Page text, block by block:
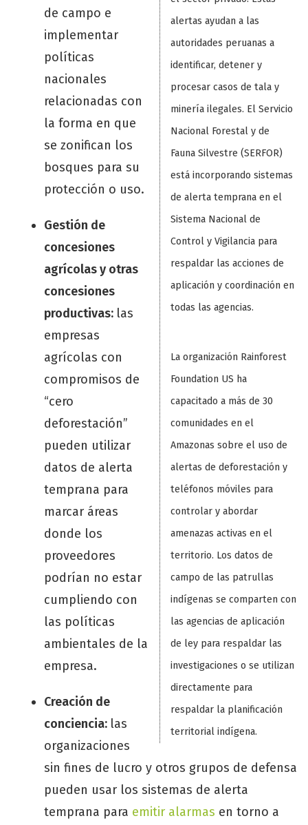
alertas ayudan a las
autoridades peruanas a
identificar, detener y
procesar casos de tala y
minería ilegales. El Servicio
Nacional Forestal y de
Fauna Silvestre (SERFOR)
está incorporando sistemas
de alerta temprana en el
Sistema Nacional de
Control y Vigilancia para
respaldar las acciones de
aplicación y coordinación en
todas las agencias.
La organización Rainforest
Foundation US ha
capacitado a más de 30
comunidades en el
Amazonas sobre el uso de
alertas de deforestación y
teléfonos móviles para
controlar y abordar
amenazas activas en el
territorio. Los datos de
campo de las patrullas
indígenas se comparten con
las agencias de aplicación
de ley para respaldar las
investigaciones o se utilizan
directamente para
respaldar la planificación
territorial indígena.
de campo e
implementar
políticas
nacionales
relacionadas con
la forma en que
se zonifican los
bosques para su
protección o uso.
Gestión de
concesiones
agrícolas y otras
concesiones
productivas: las
empresas
agrícolas con
compromisos de
“cero
deforestación”
pueden utilizar
datos de alerta
temprana para
marcar áreas
donde los
proveedores
podrían no estar
cumpliendo con
las políticas
ambientales de la
empresa.
Creación de
conciencia: las
organizaciones
sin fines de lucro y otros grupos de defensa
pueden usar los sistemas de alerta
temprana para emitir alarmas en torno a